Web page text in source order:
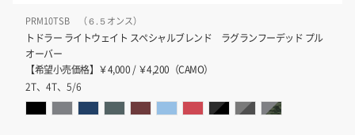
PRM10TSB （６.５オンス）
トドラー ライトウェイト スペシャルブレンド ラグランフーデッド プル
オーバー
【希望小売価格】￥4,000 / ￥4,200（CAMO）
2T、4T、5/6